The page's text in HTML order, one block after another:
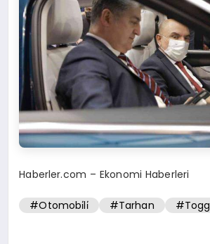
Haberler.com – Ekonomi Haberleri
#Otomobi̇li̇ #Tarhan #Togg